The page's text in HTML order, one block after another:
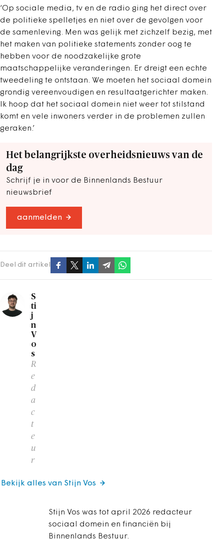
‘Op sociale media, tv en de radio ging het direct over
de politieke spelletjes en niet over de gevolgen voor
de samenleving. Men was gelijk met zichzelf bezig, met
het maken van politieke statements zonder oog te
hebben voor de noodzakelijke grote
maatschappelijke veranderingen. Er dreigt een echte
tweedeling te ontstaan. We moeten het sociaal domein
grondig vereenvoudigen en resultaatgerichter maken.
Ik hoop dat het sociaal domein niet weer tot stilstand
komt en vele inwoners verder in de problemen zullen
geraken.’
Het belangrijkste overheidsnieuws van de
dag
Schrijf je in voor de Binnenlands Bestuur
nieuwsbrief
aanmelden
Deel dit artikel
S
ti
j
n
V
o
s
R
e
d
a
c
t
e
u
r
Stijn Vos was tot april 2026 redacteur
sociaal domein en financiën bij
Binnenlands Bestuur.
Bekijk alles van Stijn Vos